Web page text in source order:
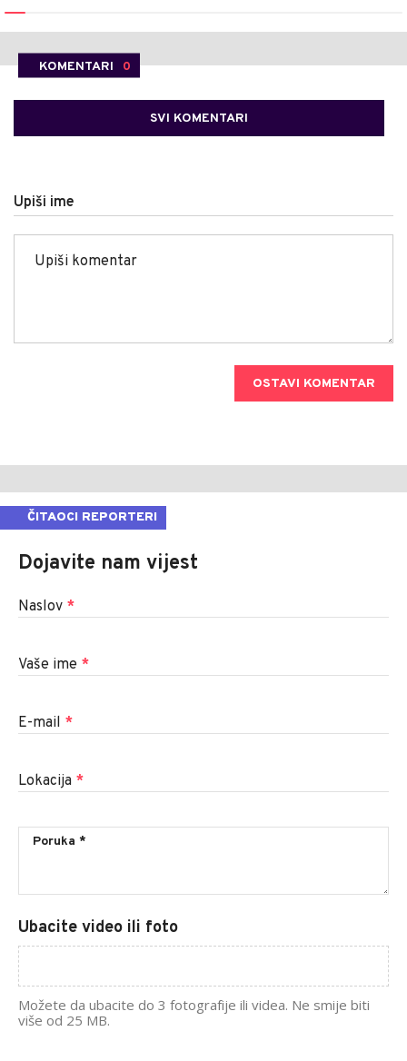
KOMENTARI 0
SVI KOMENTARI
Upiši ime
OSTAVI KOMENTAR
ČITAOCI REPORTERI
Dojavite nam vijest
Naslov *
Vaše ime *
E-mail *
Lokacija *
Ubacite video ili foto
Možete da ubacite do 3 fotografije ili videa. Ne smije biti
više od 25 MB.